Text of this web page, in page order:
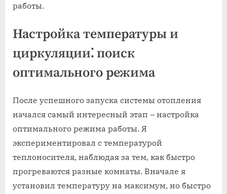
работы.
Настройка температуры и
циркуляции⁚ поиск
оптимального режима
После успешного запуска системы отопления
начался самый интересный этап – настройка
оптимального режима работы. Я
экспериментировал с температурой
теплоносителя, наблюдая за тем, как быстро
прогреваются разные комнаты. Вначале я
установил температуру на максимум, но быстро